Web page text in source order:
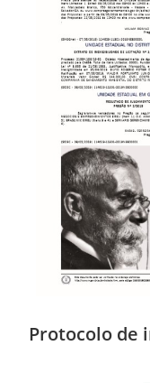
Protocolo de